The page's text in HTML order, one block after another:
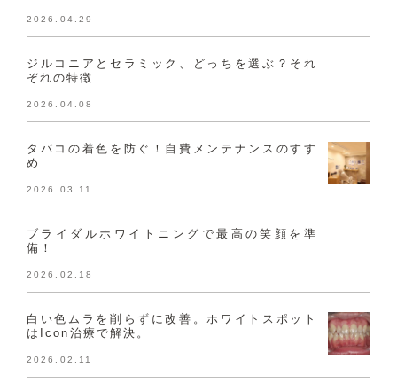
2026.04.29
ジルコニアとセラミック、どっちを選ぶ？それ
ぞれの特徴
2026.04.08
タバコの着色を防ぐ！自費メンテナンスのすす
め
2026.03.11
ブライダルホワイトニングで最高の笑顔を準
備！
2026.02.18
白い色ムラを削らずに改善。ホワイトスポット
はIcon治療で解決。
2026.02.11